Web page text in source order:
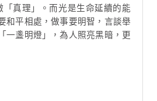
真理」。而光是生命延續的能
和平相處，做事要明智，言談舉
一盞明燈」，為人照亮黑暗，更